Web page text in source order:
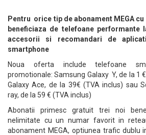
Pentru orice tip de abonament MEGA
beneficiaza de telefoane performante
accesorii si recomandari de
smartphone
Noua oferta include telefoane
promotionale: Samsung Galaxy Y, de la 1
Galaxy Ace, de la 39€ (TVA inclus) sau
ray, de la 59 € (TVA inclus)
Abonatii primesc gratuit trei noi
nelimitate cu un numar favorit in
abonament MEGA, optiunea trafic dublu